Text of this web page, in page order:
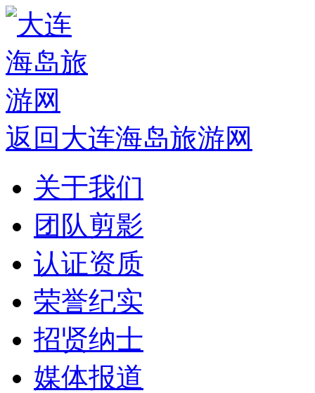
返回大连海岛旅游网
关于我们
团队剪影
认证资质
荣誉纪实
招贤纳士
媒体报道